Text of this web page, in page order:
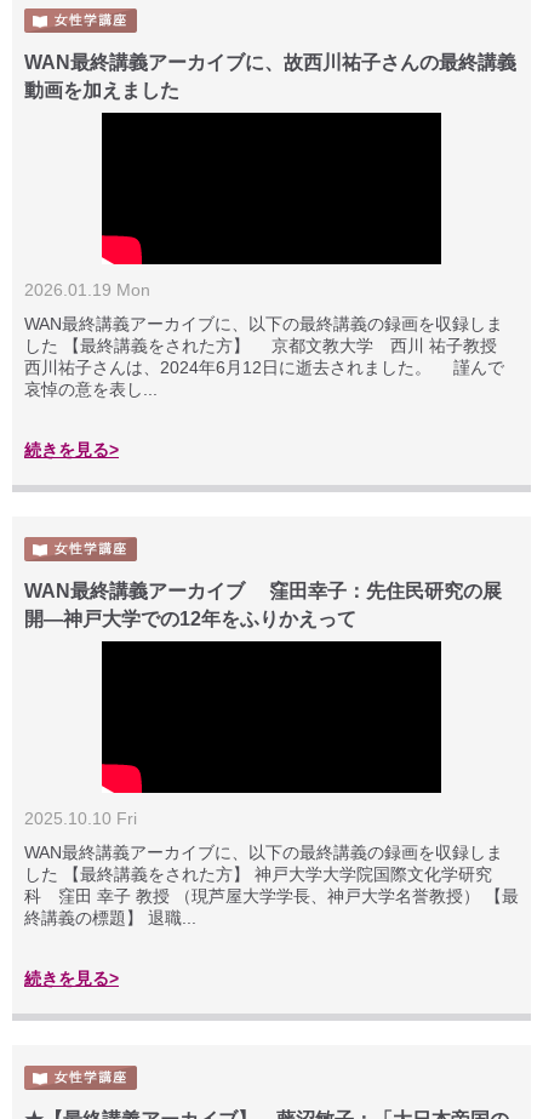
WAN最終講義アーカイブに、故西川祐子さんの最終講義
動画を加えました
2026.01.19 Mon
WAN最終講義アーカイブに、以下の最終講義の録画を収録しま
した 【最終講義をされた方】 京都文教大学 西川 祐子教授
西川祐子さんは、2024年6月12日に逝去されました。 謹んで
哀悼の意を表し...
続きを見る>
WAN最終講義アーカイブ 窪田幸子：先住民研究の展
開—神戸大学での12年をふりかえって
2025.10.10 Fri
WAN最終講義アーカイブに、以下の最終講義の録画を収録しま
した 【最終講義をされた方】 神戸大学大学院国際文化学研究
科 窪田 幸子 教授 （現芦屋大学学長、神戸大学名誉教授） 【最
終講義の標題】 退職...
続きを見る>